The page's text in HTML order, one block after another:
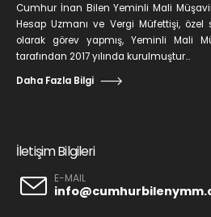
Cumhur İnan Bilen Yeminli Mali
Hesap Uzmanı ve Vergi Müfettişi,
olarak görev yapmış, Yeminli Mali
tarafından 2017 yılında kurulmuştur...
Daha Fazla Bilgi
İletişim Bilgileri
E-MAIL